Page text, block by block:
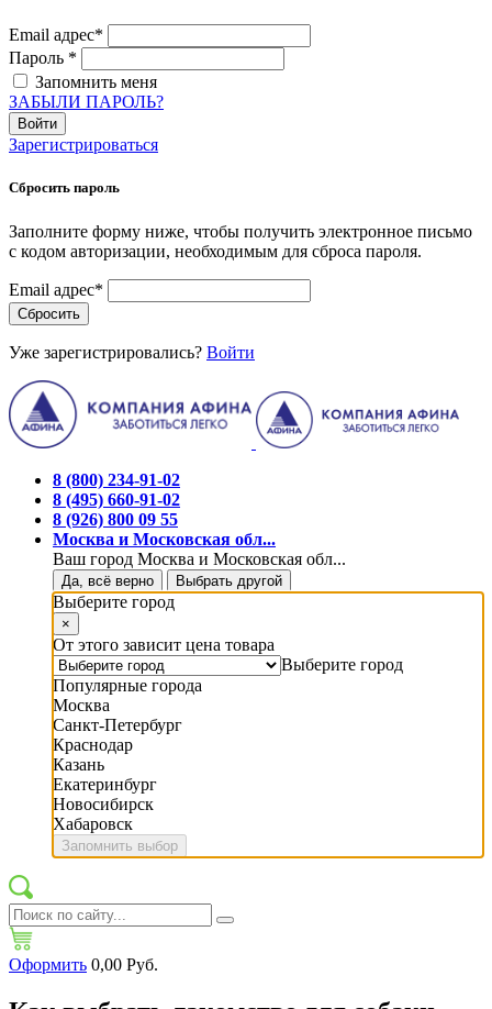
Email адрес*
Пароль *
Запомнить меня
ЗАБЫЛИ ПАРОЛЬ?
Войти
Зарегистрироваться
Сбросить пароль
Заполните форму ниже, чтобы получить электронное письмо
с кодом авторизации, необходимым для сброса пароля.
Email адрес*
Сбросить
Уже зарегистрировались? Войти
8 (800) 234-91-02
8 (495) 660-91-02
8 (926) 800 09 55
Москва и Московская обл...
Ваш город Москва и Московская обл...
Да, всё верно Выбрать другой
Выберите город
×
От этого зависит цена товара
Выберите город
Популярные города
Москва
Санкт-Петербург
Краснодар
Казань
Екатеринбург
Новосибирск
Хабаровск
Запомнить выбор
Оформить 0,00 Руб.